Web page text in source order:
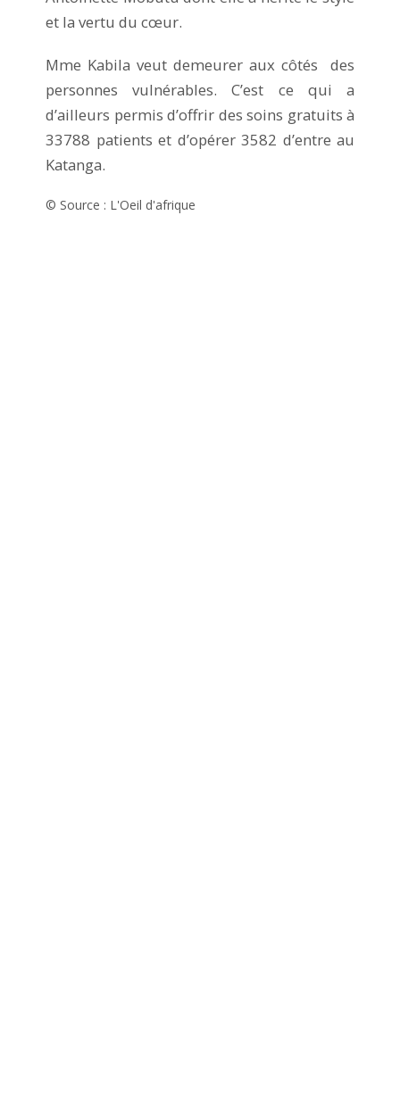
et la vertu du cœur.
Mme Kabila veut demeurer aux côtés des
personnes vulnérables. C’est ce qui a
d’ailleurs permis d’offrir des soins gratuits à
33788 patients et d’opérer 3582 d’entre au
Katanga.
© Source : L'Oeil d'afrique